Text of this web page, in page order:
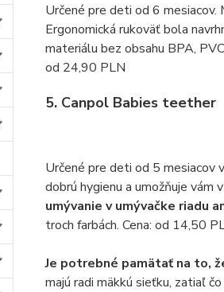
Určené pre deti od 6 mesiacov.
Ergonomická rukoväť bola
materiálu bez obsahu BPA,
od 24,90 PLN
5. Canpol Babies teether
Určené pre deti od 5 mesiacov
dobrú hygienu a umožňuje vám
umývanie v umývačke riadu
troch farbách. Cena: od 14,50
Je potrebné pamätať na to,
majú radi mäkkú sieťku, zatiaľ